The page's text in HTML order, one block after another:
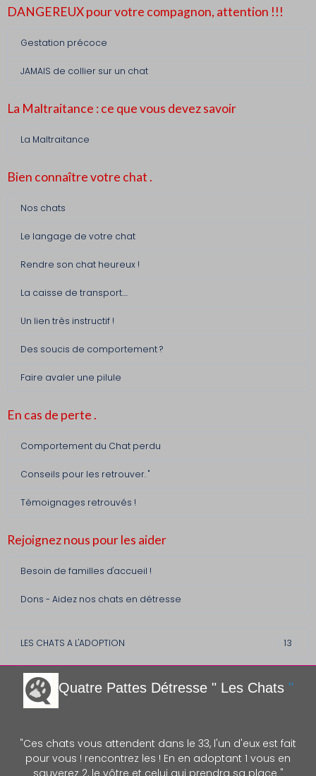
DANGEREUX pour votre compagnon, attention !!!
Gestation précoce
JAMAIS de collier sur un chat
La Maltraitance : ce que vous devez savoir
La Maltraitance
Bien connaître votre chat .
Nos chats
Le langage de votre chat
Rendre son chat heureux !
La caisse de transport....
Un lien très instructif !
Des soucis de comportement ?
Faire avaler une pilule
En cas de perte .
Comportement du Chat perdu
Conseils pour les retrouver. "
Témoignages retrouvés !
Rejoignez nous pour les aider
Besoin de familles d'accueil !
Dons - Aidez nos chats en détresse
LES CHATS A L'ADOPTION 13
Quatre Pattes Détresse " Les Chats "
"Ces chats vous attendent dans le 33, l'un d'eux est fait
pour vous ! rencontrez les ! En en adoptant 1 vous en